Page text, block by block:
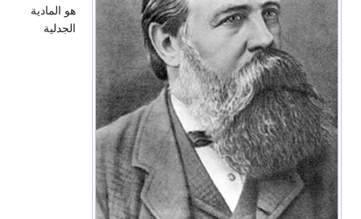
هو المادية
الجدلية